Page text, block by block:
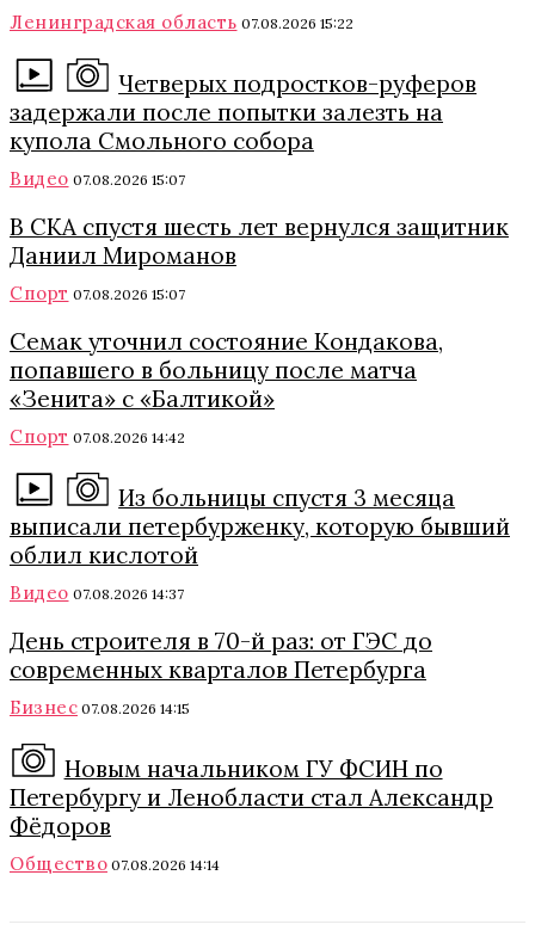
Ленинградская область 07.08.2026 15:22
Четверых подростков-руферов
задержали после попытки залезть на
купола Смольного собора
Видео 07.08.2026 15:07
В СКА спустя шесть лет вернулся защитник
Даниил Мироманов
Спорт 07.08.2026 15:07
Семак уточнил состояние Кондакова,
попавшего в больницу после матча
«Зенита» с «Балтикой»
Спорт 07.08.2026 14:42
Из больницы спустя 3 месяца
выписали петербурженку, которую бывший
облил кислотой
Видео 07.08.2026 14:37
День строителя в 70-й раз: от ГЭС до
современных кварталов Петербурга
Бизнес 07.08.2026 14:15
Новым начальником ГУ ФСИН по
Петербургу и Ленобласти стал Александр
Фёдоров
Общество 07.08.2026 14:14